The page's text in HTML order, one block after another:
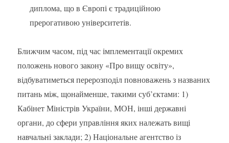
диплома, що в Європі є традиційною
прерогативою університетів.
Ближчим часом, під час імплементації окремих
положень нового закону «Про вищу освіту»,
відбуватиметься перерозподіл повноважень з названих
питань між, щонайменше, такими суб’єктами: 1)
Кабінет Міністрів України, МОН, інші державні
органи, до сфери управління яких належать вищі
навчальні заклади; 2) Національне агентство із